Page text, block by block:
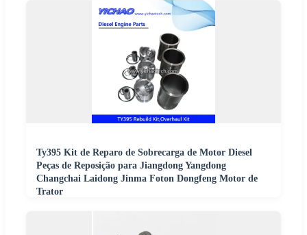
Ty395 Kit de Reparo de Sobrecarga de Motor Diesel
Peças de Reposição para Jiangdong Yangdong
Changchai Laidong Jinma Foton Dongfeng Motor de
Trator